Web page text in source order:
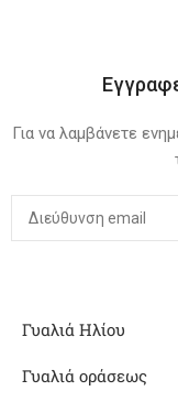
Για να λαμβάνετε
Γυαλιά Ηλίου
Γυαλιά οράσεως